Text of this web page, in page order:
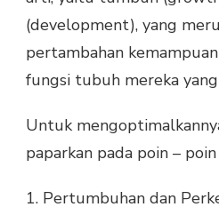
(development), yang
pertambahan
fungsi tubuh mereka
Untuk
paparkan pada poin –
1. Pertumbuhan dan